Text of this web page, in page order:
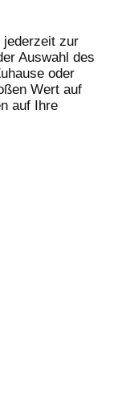
jederzeit zur
Auswahl des
oder
Wert auf
auf Ihre